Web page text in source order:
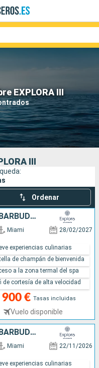
EXPLORA III
Compañías
BuscarIII
Ordenar
ESTADOS UNIDOS, ANTIGUA Y BARBUDA, GUADALUPE, PORTO RICO, SAN MARTÍN, FRANCIA, ISLAS TURCAS Y CAICOS
Miami 28/02/2027
900 € Tasas incluidas
Vuelo disponible
experiencias culinarias
de champán de bienvenida
a la zona termal del spa
de cortesía de alta velocidad
ESTADOS UNIDOS, ANTIGUA Y BARBUDA, GUADALUPE, SAN MARTÍN, PORTO RICO, TÓRTOLA, FRANCIA, ISLAS TURCAS Y CAICOS
Miami 22/11/2026
experiencias culinarias